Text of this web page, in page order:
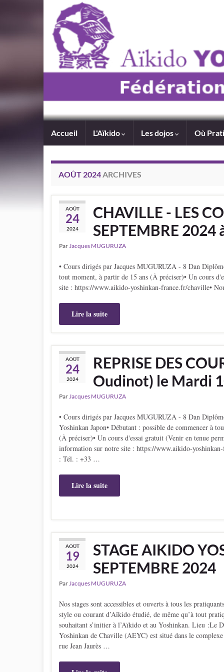
Accueil L'Aïkido Les dojos Où
AOÛT 2024ARCHIVES
AOÛT
24
2024
CHAVILLE - LES
SEPTEMBRE 2024
ParJacques MUGURUZA
• Cours dirigés par Jacques MUGURUZA - 8 Dan
tout moment, à partir de 15 ans (À préciser)• Un cours
site : https://www.aikido-yoshinkan-france.fr/chaville•
Lire la suite
AOÛT
24
2024
REPRISE DES
Oudinot) le Mardi
ParJacques MUGURUZA
• Cours dirigés par Jacques MUGURUZA - 8 Dan
Yoshinkan Japon• Débutant : possible de commencer à
(À préciser)• Un cours d'essai gratuit (Venir en tenue
information sur notre site : https://www.aikido-
: Tél. : +33 …
Lire la suite
AOÛT
19
2024
STAGE AIKIDO
SEPTEMBRE 2024
Par Jacques MUGURUZA
Nos stages sont accessibles et ouverts à tous les
style ou courant d’Aïkido étudié, de même qu’à tout
souhaitant s’initier à l’Aïkido et au Yoshinkan. Lieu :Le
Yoshinkan de Chaville (AEYC) est situé dans le
rue Jean Jaurès …